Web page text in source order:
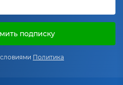
подписку
Политика